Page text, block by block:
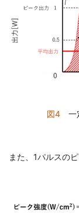
図4一
また、1パルスの